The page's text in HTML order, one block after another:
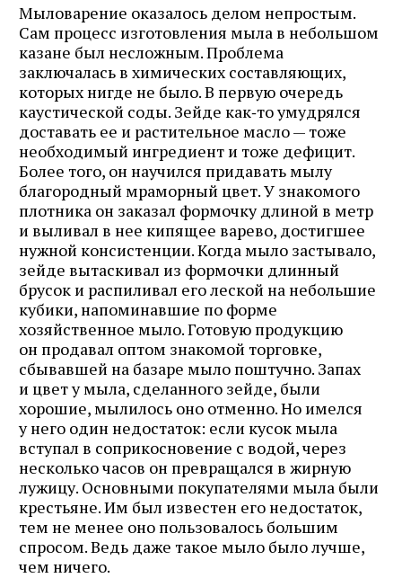
Мыловарение оказалось делом непростым.
Сам процесс изготовления мыла в небольшом
казане был несложным. Проблема
заключалась в химических составляющих,
которых нигде не было. В первую очередь
каустической соды. Зейде как‑то умудрялся
доставать ее и растительное масло — тоже
необходимый ингредиент и тоже дефицит.
Более того, он научился придавать мылу
благородный мраморный цвет. У знакомого
плотника он заказал формочку длиной в метр
и выливал в нее кипящее варево, достигшее
нужной консистенции. Когда мыло застывало,
зейде вытаскивал из формочки длинный
брусок и распиливал его леской на небольшие
кубики, напоминавшие по форме
хозяйственное мыло. Готовую продукцию
он продавал оптом знакомой торговке,
сбывавшей на базаре мыло поштучно. Запах
и цвет у мыла, сделанного зейде, были
хорошие, мылилось оно отменно. Но имелся
у него один недостаток: если кусок мыла
вступал в соприкосновение с водой, через
несколько часов он превращался в жирную
лужицу. Основными покупателями мыла были
крестьяне. Им был известен его недостаток,
тем не менее оно пользовалось большим
спросом. Ведь даже такое мыло было лучше,
чем ничего.